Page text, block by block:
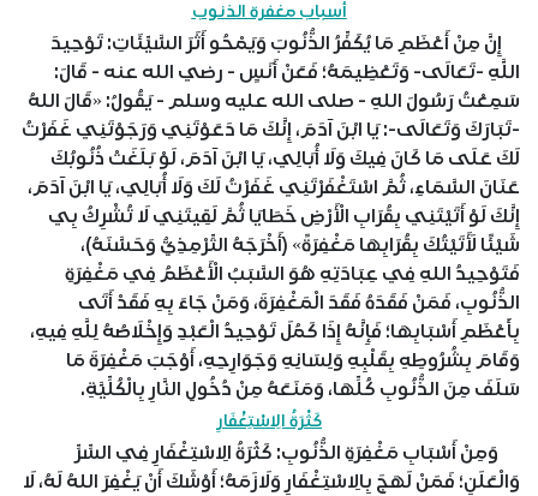
أسباب مغفرة الذنوب
إِنَّ مِنْ أَعْظَمِ مَا يُكَفِّرُ الذُّنُوبَ وَيَمْحُو أَثَرَ السَّيِّئَاتِ: تَوْحِيدَ
اللَّهِ -تَعَالَى- وَتَعْظِيمَهُ؛ فَعَنْ أَنَسٍ - رضي الله عنه - قَالَ:
سَمِعْتُ رَسُولَ اللهِ - صلى الله عليه وسلم - يَقُولُ: «قَالَ اللهُ
-تَبَارَكَ وَتَعَالَى-: يَا ابْنَ آدَمَ، إِنَّكَ مَا دَعَوْتَنِي وَرَجَوْتَنِي غَفَرْتُ
لَكَ عَلَى مَا كَانَ فِيكَ وَلَا أُبَالِي، يَا ابْنَ آدَمَ، لَوْ بَلَغَتْ ذُنُوبُكَ
عَنَانَ السَّمَاءِ، ثُمَّ اسْتَغْفَرْتَنِي غَفَرْتُ لَكَ وَلَا أُبَالِي، يَا ابْنَ آدَمَ،
إِنَّكَ لَوْ أَتَيْتَنِي بِقُرَابِ الْأَرْضِ خَطَايَا ثُمَّ لَقِيتَنِي لَا تُشْرِكُ بِي
شَيْئًا لَأَتَيْتُكَ بِقُرَابِهَا مَغْفِرَةً» (أَخْرَجَهُ التِّرْمِذِيُّ وَحَسَّنَهُ)،
فَتَوْحِيدُ اللهِ فِي عِبَادَتِهِ هُوَ السَّبَبُ الْأَعْظَمُ فِي مَغْفِرَةِ
الذُّنُوبِ، فَمَنْ فَقَدَهُ فَقَدَ الْمَغْفِرَةَ، وَمَنْ جَاءَ بِهِ فَقَدْ أَتَى
بِأَعْظَمِ أَسْبَابِهَا؛ فَإِنَّهُ إِذَا كَمُلَ تَوْحِيدُ الْعَبْدِ وَإِخْلَاصُهُ لِلَّهِ فِيهِ،
وَقَامَ بِشُرُوطِهِ بِقَلْبِهِ وَلِسَانِهِ وَجَوَارِحِهِ، أَوْجَبَ مَغْفِرَةَ مَا
سَلَفَ مِنَ الذُّنُوبِ كُلِّهَا، وَمَنَعَهُ مِنْ دُخُولِ النَّارِ بِالْكُلِّيَّةِ.
كَثْرَةُ الِاسْتِغْفَارِ
وَمِنْ أَسْبَابِ مَغْفِرَةِ الذُّنُوبِ: كَثْرَةُ الِاسْتِغْفَارِ فِي السِّرِّ
وَالْعَلَنِ؛ فَمَنْ لَهَجَ بِالِاسْتِغْفَارِ وَلَازَمَهُ؛ أَوْشَكَ أَنْ يَغْفِرَ اللهُ لَهُ، لَا